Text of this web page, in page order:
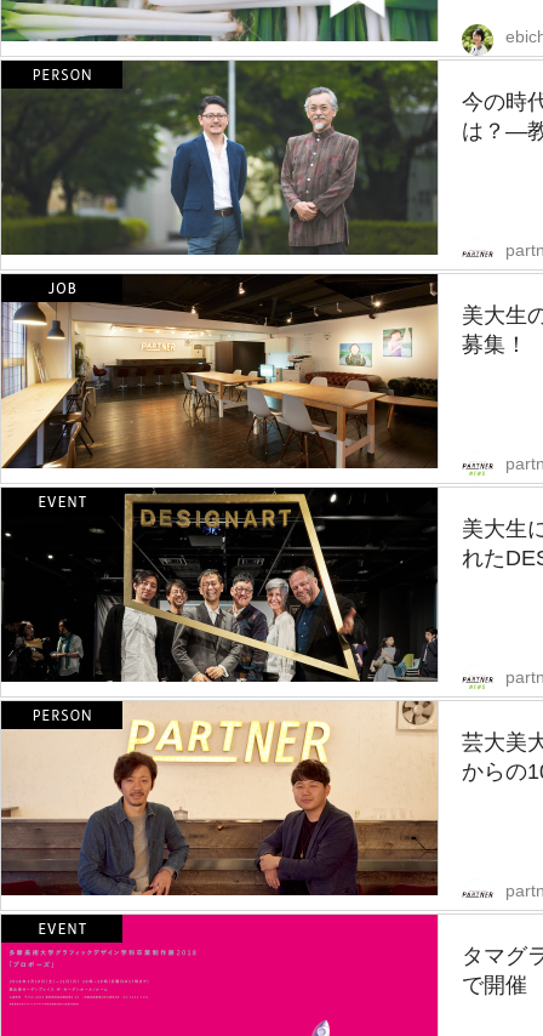
今の時
は？—
美大生
募集！
美大生
れた
芸大美
からの
タマグ
で開催